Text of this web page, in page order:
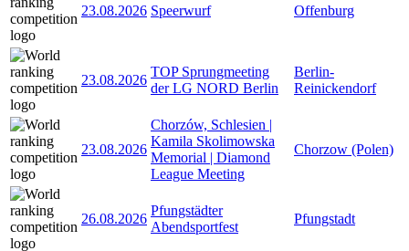
23.08.2026 Speerwurf Offenburg
23.08.2026
TOP Sprungmeeting
der LG NORD Berlin
Berlin-
Reinickendorf
23.08.2026
Chorzów, Schlesien |
Kamila Skolimowska
Memorial | Diamond
League Meeting
Chorzow (Polen)
26.08.2026
Pfungstädter
Abendsportfest
Pfungstadt